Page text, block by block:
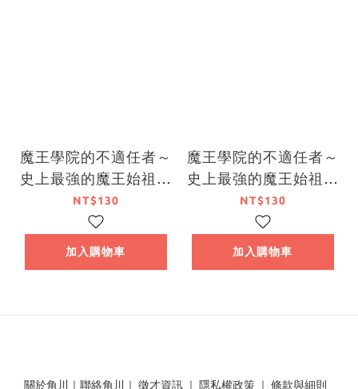
魔王學院的不適任者～
史上最強的魔王始祖，
轉生就讀子孫們的學校
～ (3)
NT$130
加入購物車
魔王學院的不適任者～
史上最強的魔王始祖，
轉生就讀子孫們的學校
～ (4)
NT$130
加入購物車
關於角川 ｜ 聯絡角川 ｜ 徵才資訊 ｜ 隱私權政策 ｜ 條款與細則